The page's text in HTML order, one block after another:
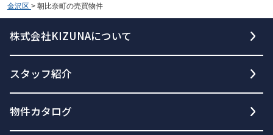
金沢区 > 朝比奈町の売買物件
株式会社KIZUNAについて
スタッフ紹介
物件カタログ